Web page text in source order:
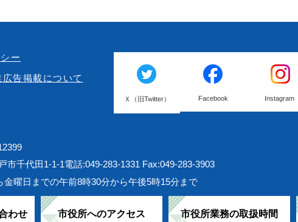
ー
広告掲載について
Ｘ（旧Twitter） Facebook Instagram
市千代田1-1-1電話:049-283-1331 Fax:049-283-3903
金曜日までの午前8時30分から午後5時15分まで
わせ 市役所へのアクセス 市役所業務の取扱時間